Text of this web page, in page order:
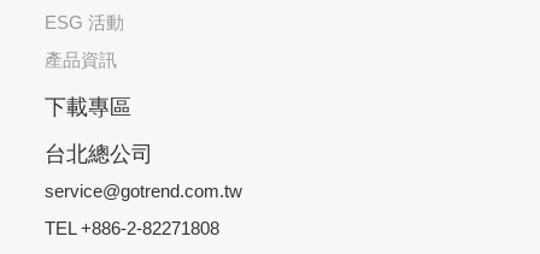
ESG 活動
產品資訊
下載專區
台北總公司
service@gotrend.com.tw
TEL +886-2-82271808